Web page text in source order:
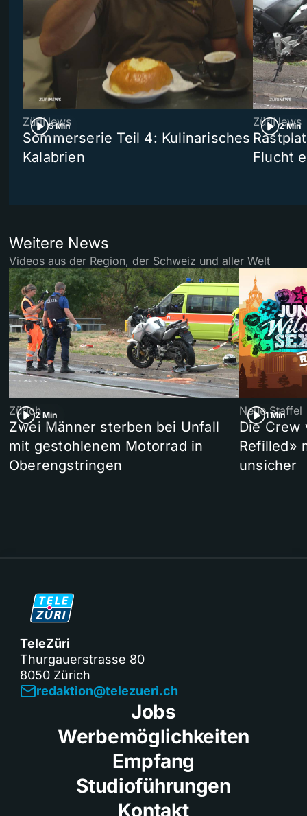
5 Min
ZüriNews
Sommerserie Teil 4: Kulinarisches
Kalabrien
2 Min
ZüriNews
Flucht
Weitere News
Videos aus der Region, der Schweiz und aller Welt
2 Min
Zürich
Zwei Männer sterben bei Unfall
mit gestohlenem Motorrad in
Oberengstringen
1 Min
Neue Staffel
Die Crew
Refilled»
unsicher
TeleZüri
Thurgauerstrasse 80
8050 Zürich
redaktion@telezueri.ch
Jobs
Werbemöglichkeiten
Empfang
Studioführungen
Kontakt